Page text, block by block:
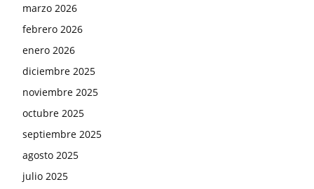
marzo 2026
febrero 2026
enero 2026
diciembre 2025
noviembre 2025
octubre 2025
septiembre 2025
agosto 2025
julio 2025